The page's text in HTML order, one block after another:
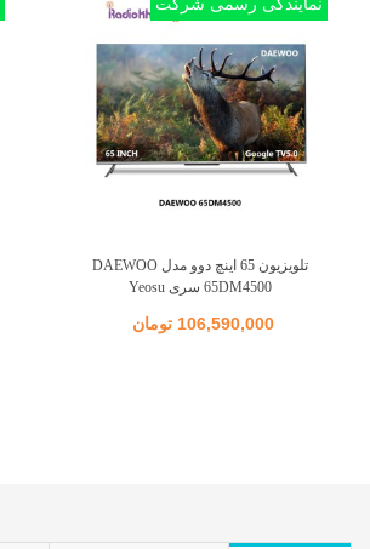
اضافه به مقایسهتلویزیون 65 اینچ دوو مدل DAEWOO
65DM4500 سری Yeosu
106,590,000 تومان